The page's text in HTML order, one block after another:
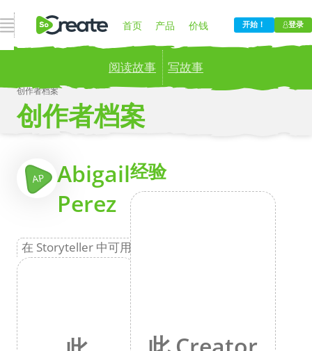
打开导航 首页 产品 价钱
博客 公司
开始！ 登录
阅读故事 写故事
Publish your stories to a global audience.
now!
创作者档案
创作者档案
AP
Abigail
Perez
在 Storyteller 中可用
更 经验